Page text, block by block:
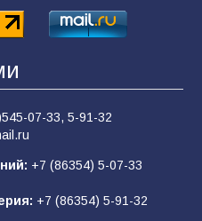
— это
частью
07-33, 5-91-32
+7 (86354) 5-07-33
+7 (86354) 5-91-32